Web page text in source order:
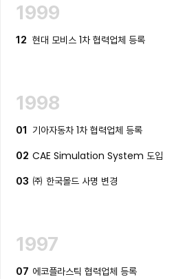
1999
12 현대 모비스 1차 협력업체 등록
1998
01 기아자동차 1차 협력업체 등록
02 CAE Simulation System 도입
03 ㈜ 한국몰드 사명 변경
1997
07 에코플라스틱 협력업체 등록